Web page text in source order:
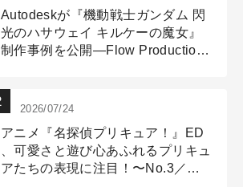
Autodeskが『機動戦士ガンダム 閃
光のハサウェイ キルケーの魔女』
制作事例を公開―Flow Production
2026/07/24
アニメ『名探偵プリキュア！』ED
、可愛さと遊び心あふれるプリキュ
アたちの表現に注目！〜No.3／ア